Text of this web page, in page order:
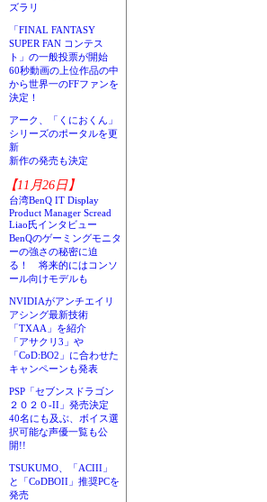
ズラリ
「FINAL FANTASY
SUPER FAN コンテス
ト」の一般投票が開始
60秒動画の上位作品の中
から世界一のFFファンを
決定！
アーク、「くにおくん」
シリーズのポータルを更
新
新作の発売も決定
【11月26日】
台湾BenQ IT Display
Product Manager Scread
Liao氏インタビュー
BenQのゲーミングモニタ
ーの強さの秘密に迫
る！ 将来的にはコンソ
ール向けモデルも
NVIDIAがアンチエイリ
アシング最新技術
「TXAA」を紹介
「アサクリ3」や
「CoD:BO2」に合わせた
キャンペーンも発表
PSP「セブンスドラゴン
２０２０-II」発売決定
40名にも及ぶ、ボイス選
択可能な声優一覧も公
開!!
TSUKUMO、「ACIII」
と「CoDBOII」推奨PCを
発売